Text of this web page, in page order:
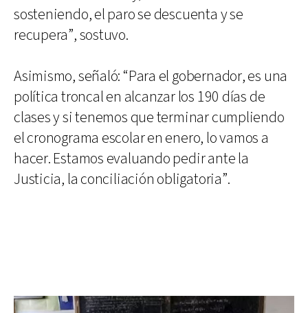
sosteniendo, el paro se descuenta y se
recupera”, sostuvo.
Asimismo, señaló: “Para el gobernador, es una
política troncal en alcanzar los 190 días de
clases y si tenemos que terminar cumpliendo
el cronograma escolar en enero, lo vamos a
hacer. Estamos evaluando pedir ante la
Justicia, la conciliación obligatoria”.